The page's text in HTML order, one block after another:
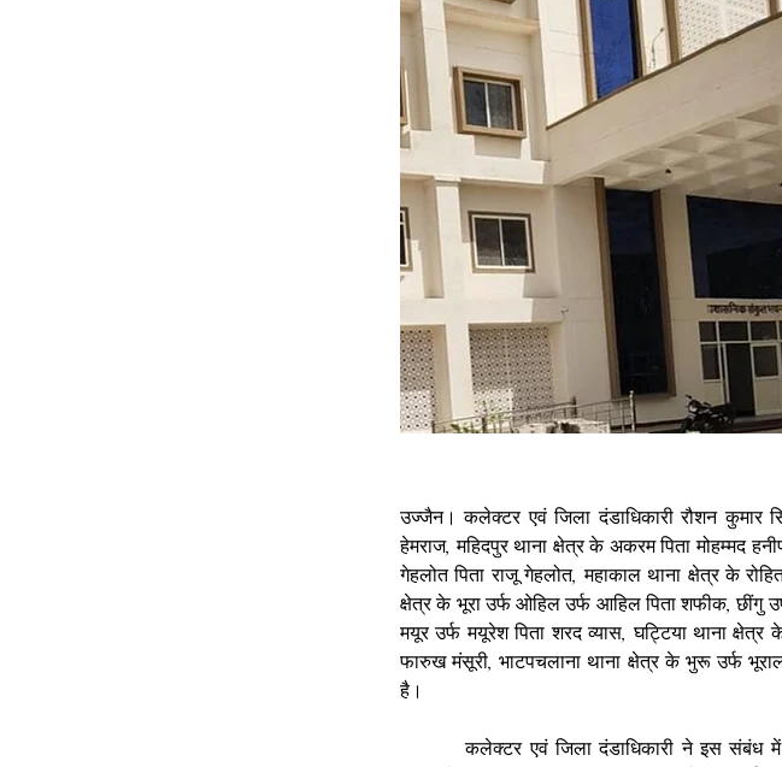
उज्‍जैन। कलेक्‍टर एवं जिला दंडाधिकारी रौशन कुमार
हेमराज, महिदपुर थाना क्षेत्र के अकरम पिता मोहम्‍मद
गेहलोत पिता राजू गेहलोत, महाकाल थाना क्षेत्र के
क्षेत्र के भूरा उर्फ ओहिल उर्फ आहिल पिता शफीक, छींगु
मयूर उर्फ मयूरेश पिता शरद व्‍यास, घट्टिया थाना क्षेत्र
फारुख मंसूरी, भाटपचलाना थाना क्षेत्र के भुरू उर्फ
है।